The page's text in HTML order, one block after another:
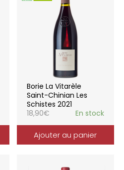
Borie La Vitarèle
Saint-Chinian Les
Schistes 2021
18,90€ En stock
Ajouter au panier